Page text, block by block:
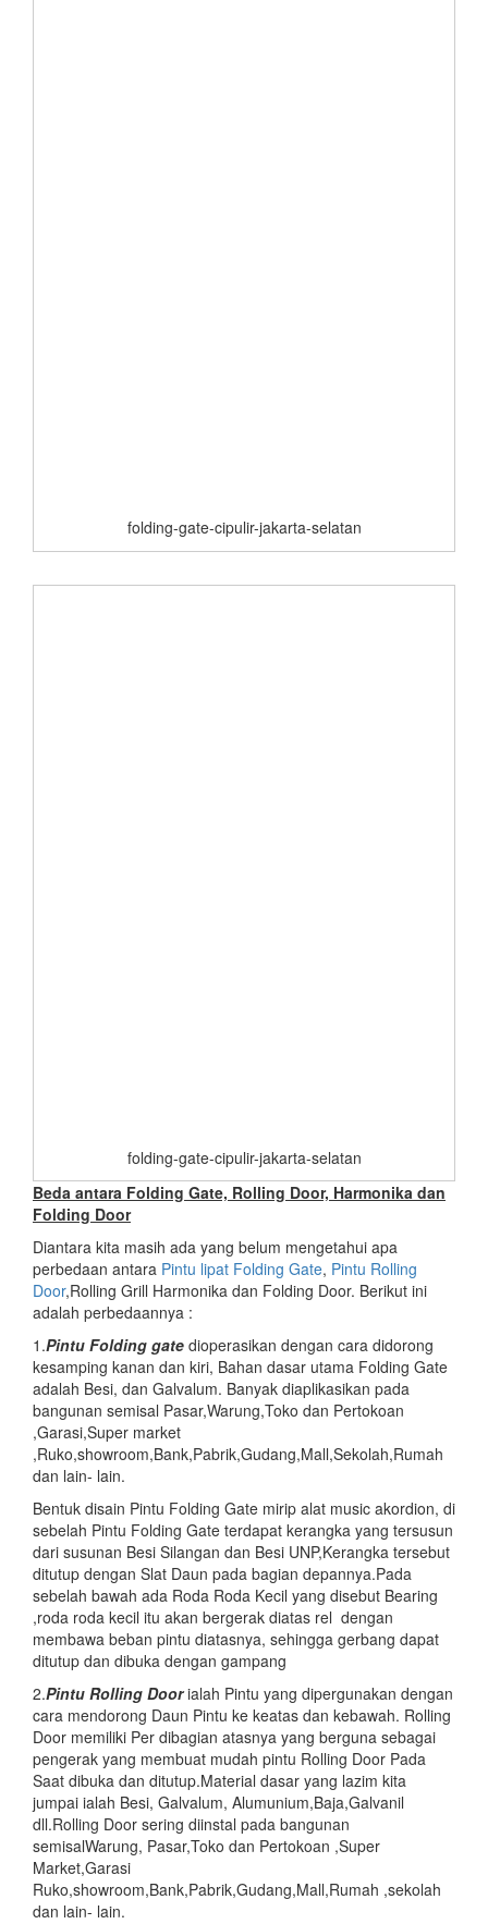
folding-gate-cipulir-jakarta-selatan
folding-gate-cipulir-jakarta-selatan
Beda antara Folding Gate, Rolling Door, Harmonika dan
Folding Door
Diantara kita masih ada yang belum mengetahui apa
perbedaan antara Pintu lipat Folding Gate, Pintu Rolling
Door,Rolling Grill Harmonika dan Folding Door. Berikut ini
adalah perbedaannya :
1.Pintu Folding gate dioperasikan dengan cara didorong
kesamping kanan dan kiri, Bahan dasar utama Folding Gate
adalah Besi, dan Galvalum. Banyak diaplikasikan pada
bangunan semisal Pasar,Warung,Toko dan Pertokoan
,Garasi,Super market
,Ruko,showroom,Bank,Pabrik,Gudang,Mall,Sekolah,Rumah
dan lain- lain.
Bentuk disain Pintu Folding Gate mirip alat music akordion, di
sebelah Pintu Folding Gate terdapat kerangka yang tersusun
dari susunan Besi Silangan dan Besi UNP,Kerangka tersebut
ditutup dengan Slat Daun pada bagian depannya.Pada
sebelah bawah ada Roda Roda Kecil yang disebut Bearing
,roda roda kecil itu akan bergerak diatas rel dengan
membawa beban pintu diatasnya, sehingga gerbang dapat
ditutup dan dibuka dengan gampang
2.Pintu Rolling Doorialah Pintu yang dipergunakan dengan
cara mendorong Daun Pintu ke keatas dan kebawah. Rolling
Door memiliki Per dibagian atasnya yang berguna sebagai
pengerak yang membuat mudah pintu Rolling Door Pada
Saat dibuka dan ditutup.Material dasar yang lazim kita
jumpai ialah Besi, Galvalum, Alumunium,Baja,Galvanil
dll.Rolling Door sering diinstal pada bangunan
semisalWarung, Pasar,Toko dan Pertokoan ,Super
Market,Garasi
Ruko,showroom,Bank,Pabrik,Gudang,Mall,Rumah ,sekolah
dan lain- lain.